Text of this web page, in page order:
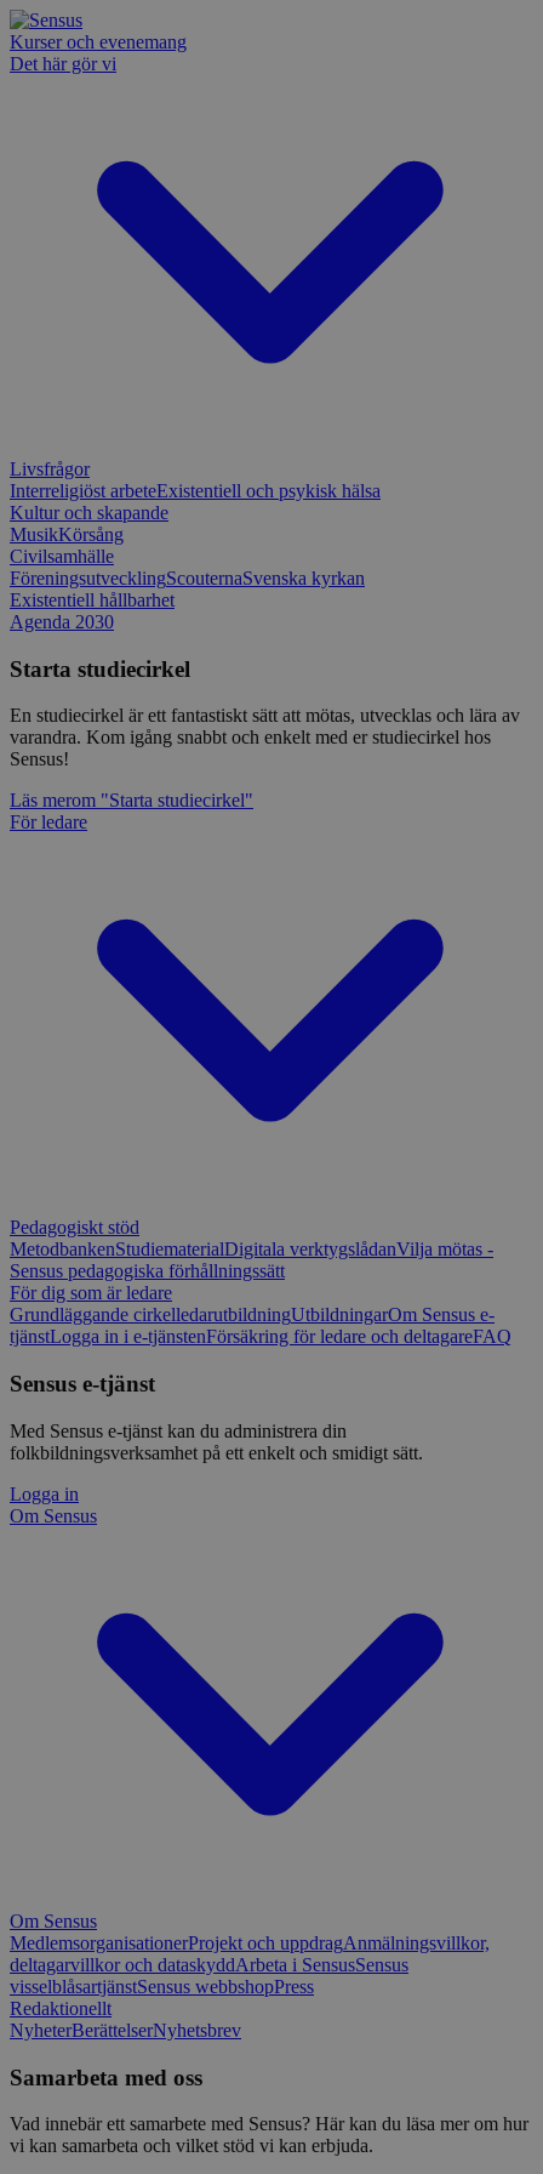
Kurser och evenemang
Det här gör vi
Livsfrågor
Interreligiöst arbeteExistentiell och psykisk hälsa
Kultur och skapande
MusikKörsång
Civilsamhälle
FöreningsutvecklingScouternaSvenska kyrkan
Existentiell hållbarhet
Agenda 2030
Starta studiecirkel
En studiecirkel är ett fantastiskt sätt att mötas, utvecklas och lära av
varandra. Kom igång snabbt och enkelt med er studiecirkel hos
Sensus!
Läs merom "Starta studiecirkel"
För ledare
Pedagogiskt stöd
MetodbankenStudiematerialDigitala verktygslådanVilja mötas -
Sensus pedagogiska förhållningssätt
För dig som är ledare
Grundläggande cirkelledarutbildningUtbildningarOm Sensus e-
tjänstLogga in i e-tjänstenFörsäkring för ledare och deltagareFAQ
Sensus e-tjänst
Med Sensus e-tjänst kan du administrera din
folkbildningsverksamhet på ett enkelt och smidigt sätt.
Logga in
Om Sensus
Om Sensus
MedlemsorganisationerProjekt och uppdragAnmälningsvillkor,
deltagarvillkor och dataskyddArbeta i SensusSensus
visselblåsartjänstSensus webbshopPress
Redaktionellt
NyheterBerättelserNyhetsbrev
Samarbeta med oss
Vad innebär ett samarbete med Sensus? Här kan du läsa mer om hur
vi kan samarbeta och vilket stöd vi kan erbjuda.